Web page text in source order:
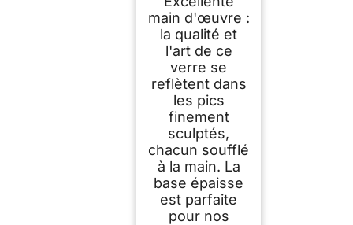
main d'œuvre :
la qualité et
l'art de ce
verre se
reflètent dans
les pics
finement
sculptés,
chacun soufflé
à la main. La
base épaisse
est parfaite
pour nos